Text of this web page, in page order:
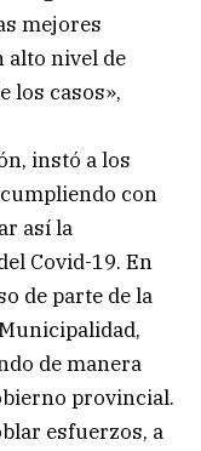
mejores
alto nivel de
los casos»,
instó a los
con
así la
Covid-19. En
de parte de la
de manera
provincial.
esfuerzos, a